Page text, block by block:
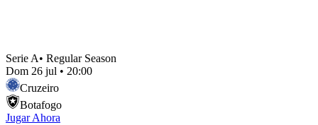
Serie A• Regular Season
Dom 26 jul • 20:00
Cruzeiro
Botafogo
Jugar Ahora